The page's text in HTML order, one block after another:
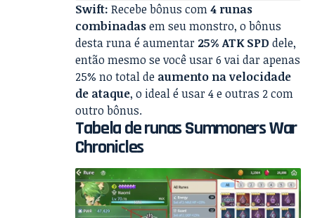
Swift: Recebe bônus com4 runas
combinadasem seu monstro, o bônus
desta runa é aumentar 25% ATK SPDdele,
então mesmo se você usar 6 vai dar apenas
25% no total de aumento na velocidade
de ataque, o ideal é usar 4 e outras 2 com
outro bônus.
Tabela de runas Summoners War
Chronicles